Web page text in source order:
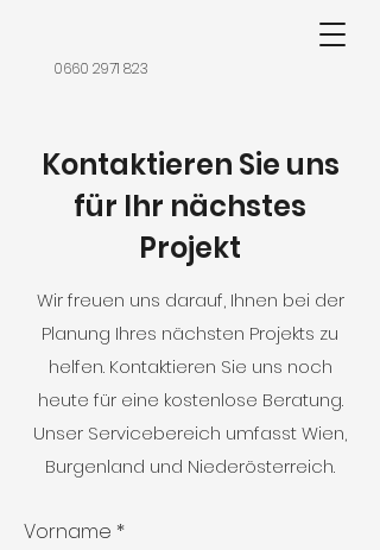
0660 2971 823
Kontaktieren Sie uns
für Ihr nächstes
Projekt
Wir freuen uns darauf, Ihnen bei der
Planung Ihres nächsten Projekts zu
helfen. Kontaktieren Sie uns noch
heute für eine kostenlose Beratung.
Unser Servicebereich umfasst Wien,
Burgenland und Niederösterreich.
Vorname